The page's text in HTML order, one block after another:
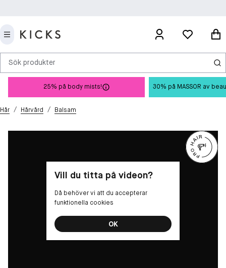
Sök produkter
25% på body mists! 30% på MASSOR av
Hår / Hårvård / Balsam
Vill du titta på videon?
Då behöver vi att du accepterar
funktionella cookies
OK